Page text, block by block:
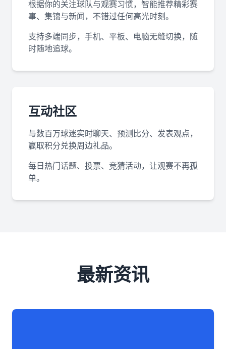
根据你的关注球队与观赛习惯，智能推荐精彩赛
事、集锦与新闻，不错过任何高光时刻。
支持多端同步，手机、平板、电脑无缝切换，随
时随地追球。
互动社区
与数百万球迷实时聊天、预测比分、发表观点，
赢取积分兑换周边礼品。
每日热门话题、投票、竞猜活动，让观赛不再孤
单。
最新资讯